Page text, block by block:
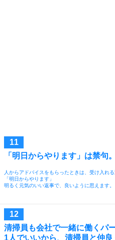
「明日からやります」は禁句。
人からアドバイスをもらったときは、受け入れる
「明日からやります」
明るく元気のいい返事で、良いように思えます。
清掃員も会社で一緒に働くパ
1人でいいから、清掃員と仲良